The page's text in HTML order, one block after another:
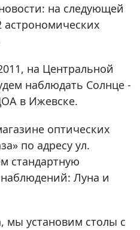
на следующей
на Центральной
наблюдать Солнце -
в Ижевске.
оптических
по адресу ул.
стандартную
Луна и
мы установим столы с